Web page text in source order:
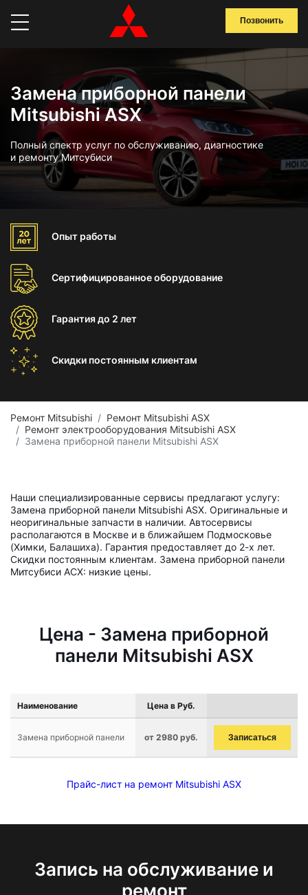
Позвонить
Замена приборной панели
Mitsubishi ASX
Полный спектр услуг по обслуживанию, диагностике
и ремонту Митсубиси
Опыт работы
Сертифицированноеоборудование
Гарантиядо 2 лет
Скидки постоянным клиентам
Ремонт Mitsubishi
Ремонт Mitsubishi ASX
Ремонт электрооборудования Mitsubishi ASX
Замена приборной панели Mitsubishi ASX
Наши специализированные сервисы предлагают услугу:
Замена приборной панели Mitsubishi ASX. Оригинальные и
неоригинальные запчасти в наличии. Автосервисы
располагаются в Москве и в ближайшем Подмосковье
(Химки, Балашиха). Гарантия предоставляет до 2-х лет.
Скидки постоянным клиентам. Замена приборной панели
Митсубиси АСХ: низкие цены.
Цена - Замена приборной
панели Mitsubishi ASX
Наименование Цена в Руб.
Замена приборной панели от 2980 руб. Записаться
Прайс-лист на ремонт Mitsubishi ASX
Запись на обслуживание и
ремонт